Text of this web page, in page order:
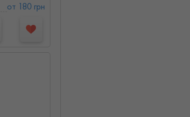
от 180 грн